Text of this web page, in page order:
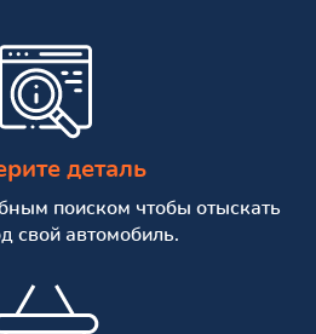
деталь
поиском чтобы отыскать
свой автомобиль.